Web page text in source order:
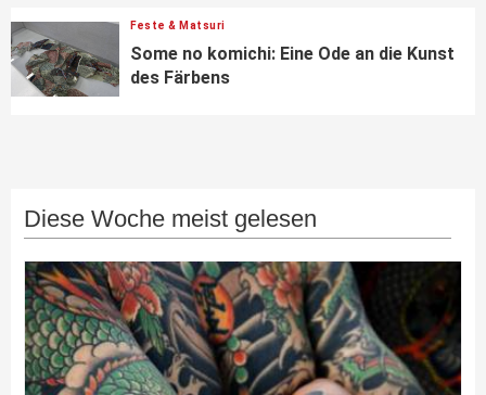
Feste & Matsuri
Some no komichi: Eine Ode an die Kunst
des Färbens
Diese Woche meist gelesen